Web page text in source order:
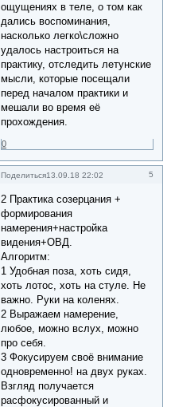
ощущениях в теле, о том как
дались воспоминания,
насколько легко\сложно
удалось настроиться на
практику, отследить летунские
мысли, которые посещали
перед началом практики и
мешали во время её
прохождения.
0
Поделиться 5
13.09.18 22:02
2 Практика созерцания +
формирования
намерения+настройка
видения+ОВД.
Алгоритм:
1 Удобная поза, хоть сидя,
хоть лотос, хоть на стуле. Не
важно. Руки на коленях.
2 Выражаем намерение,
любое, можно вслух, можно
про себя.
3 Фокусируем своё внимание
одновременно! на двух руках.
Взгляд получается
расфокусированный и